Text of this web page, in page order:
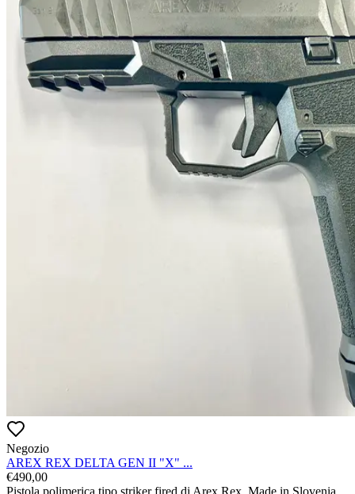
Negozio
AREX REX DELTA GEN II "X" ...
€490,00
Pistola polimerica tipo striker fired di Arex Rex, Made in Slovenia,